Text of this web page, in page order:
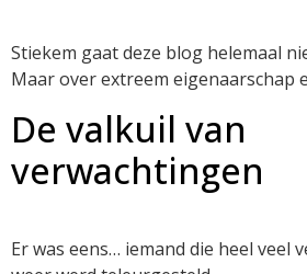
Stiekem gaat deze blog helemaal
Maar over extreem eigenaarschap
De valkuil van
verwachtingen
Er was eens… iemand die heel veel